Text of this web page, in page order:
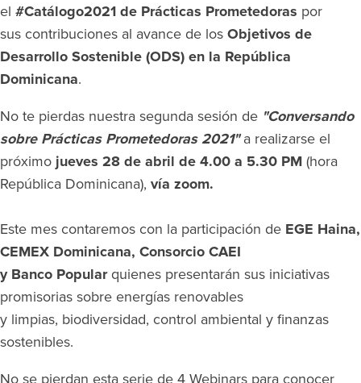
el #Catálogo2021 de Prácticas Prometedoras por
sus contribuciones al avance de los Objetivos de
Desarrollo Sostenible (ODS) en la República
Dominicana.
No te pierdas nuestra segunda sesión de "Conversando
sobre Prácticas Prometedoras 2021"a realizarse el
próximo jueves 28 de abril de 4.00 a 5.30 PM (hora
República Dominicana), vía zoom.
Este mes contaremos con la participación de EGE Haina,
CEMEX Dominicana, Consorcio CAEI
y Banco Popularquienes presentarán sus iniciativas
promisorias sobre energías renovables
y limpias, biodiversidad, control ambiental y finanzas
sostenibles.